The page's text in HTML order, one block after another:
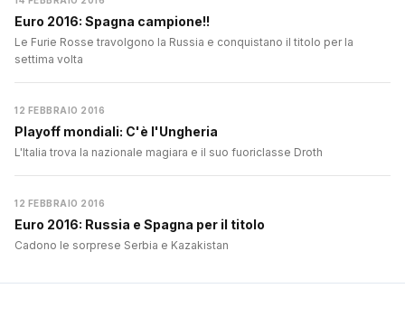
Euro 2016: Spagna campione!!
Le Furie Rosse travolgono la Russia e conquistano il titolo per la
settima volta
12 FEBBRAIO 2016
Playoff mondiali: C'è l'Ungheria
L'Italia trova la nazionale magiara e il suo fuoriclasse Droth
12 FEBBRAIO 2016
Euro 2016: Russia e Spagna per il titolo
Cadono le sorprese Serbia e Kazakistan